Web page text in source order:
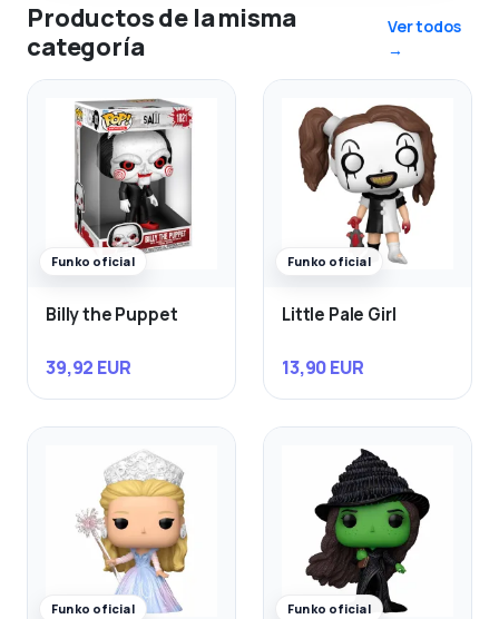
Productos de la misma
categoría
Ver todos
→
Funko oficial
Billy the Puppet
39,92 EUR
Funko oficial
Little Pale Girl
13,90 EUR
Funko oficial Funko oficial